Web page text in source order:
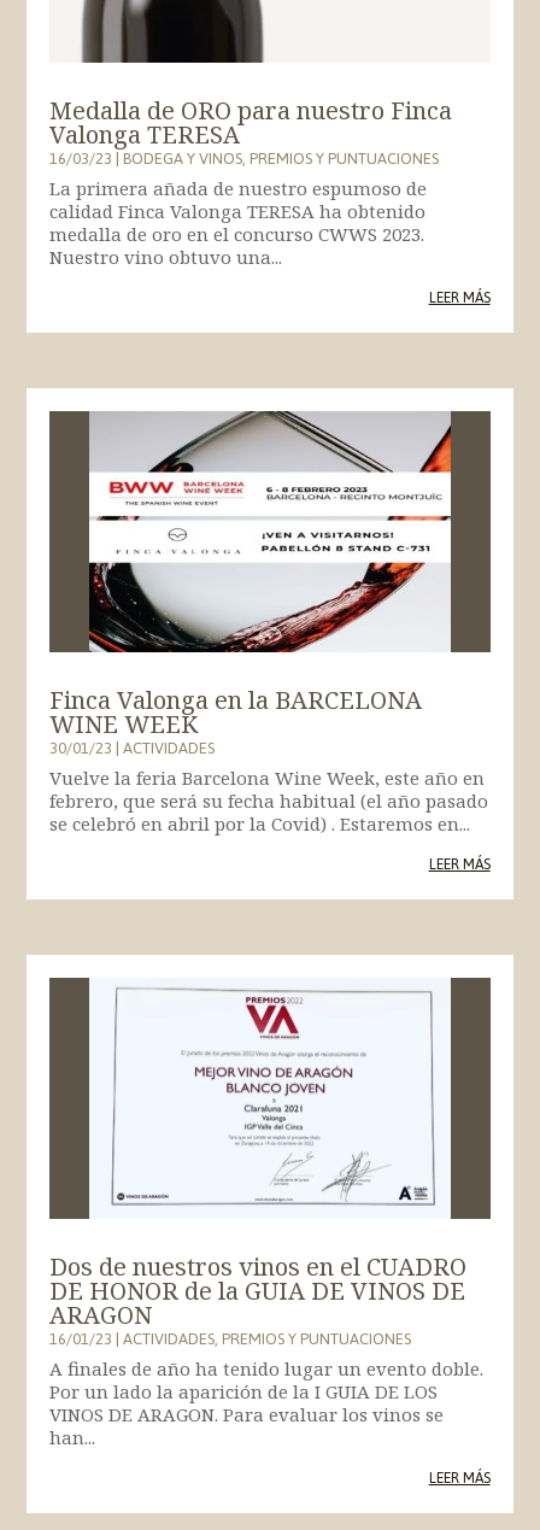
Medalla de ORO para nuestro Finca
Valonga TERESA
16/03/23|BODEGA Y VINOS,PREMIOS Y PUNTUACIONES
La primera añada de nuestro espumoso de
calidad Finca Valonga TERESA ha obtenido
medalla de oro en el concurso CWWS 2023.
Nuestro vino obtuvo una...
LEER MÁS
Finca Valonga en la BARCELONA
WINE WEEK
30/01/23|ACTIVIDADES
Vuelve la feria Barcelona Wine Week, este año en
febrero, que será su fecha habitual (el año pasado
se celebró en abril por la Covid) . Estaremos en...
LEER MÁS
Dos de nuestros vinos en el CUADRO
DE HONOR de la GUIA DE VINOS DE
ARAGON
16/01/23|ACTIVIDADES,PREMIOS Y PUNTUACIONES
A finales de año ha tenido lugar un evento doble.
Por un lado la aparición de la I GUIA DE LOS
VINOS DE ARAGON. Para evaluar los vinos se
han...
LEER MÁS